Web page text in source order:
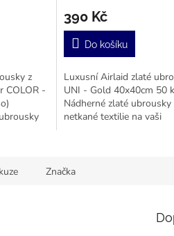
z
COLOR -
390 Kč
Do košíku
Luxusní Airlaid zlaté
UNI - Gold 40x40cm 50
Nádherné zlaté ubrousky
netkané textilie na vaši
Značka